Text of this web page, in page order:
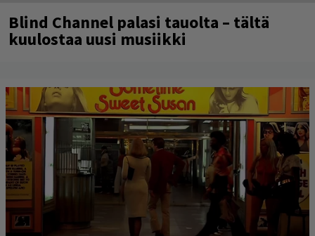
Blind Channel palasi tauolta – tältä
kuulostaa uusi musiikki